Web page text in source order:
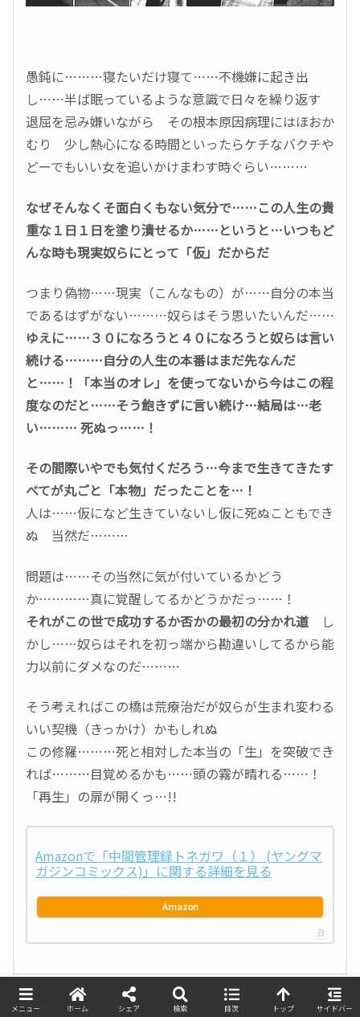
愚鈍に………寝たいだけ寝て……不機嫌に起き出
し……半ば眠っているような意識で日々を繰り返す
退屈を忌み嫌いながら その根本原因病理にはほおか
むり 少し熱心になる時間といったらケチなバクチや
どーでもいい女を追いかけまわす時ぐらい………
なぜそんなくそ面白くもない気分で……この人生の貴
重な１日１日を塗り潰せるか……というと…いつもど
んな時も現実奴らにとって「仮」だからだ
つまり偽物……現実（こんなもの）が……自分の本当
であるはずがない………奴らはそう思いたいんだ……
ゆえに……３０になろうと４０になろうと奴らは言い
続ける………自分の人生の本番はまだ先なんだ
と……！「本当のオレ」を使ってないから今はこの程
度なのだと……そう飽きずに言い続け…結局は…老
い……… 死ぬっ……！
その間際いやでも気付くだろう…今まで生きてきたす
べてが丸ごと「本物」だったことを…！
人は……仮になど生きていないし仮に死ぬこともでき
ぬ 当然だ………
問題は……その当然に気が付いているかどう
か…………真に覚醒してるかどうかだっ……！
それがこの世で成功するか否かの最初の分かれ道し
かし……奴らはそれを初っ端から勘違いしてるから能
力以前にダメなのだ………
そう考えればこの橋は荒療治だが奴らが生まれ変わる
いい契機（きっかけ）かもしれぬ
この修羅………死と相対した本当の「生」を突破でき
れば………目覚めるかも……頭の霧が晴れる……！
「再生」の扉が開くっ…!!
Amazonで「中間管理録トネガワ（１） (ヤングマ
ガジンコミックス)」に関する詳細を見る
Amazon
メニュー ホーム シェア 検索 目次 トップ サイドバー